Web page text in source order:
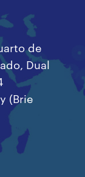
de
Dual
(Brie